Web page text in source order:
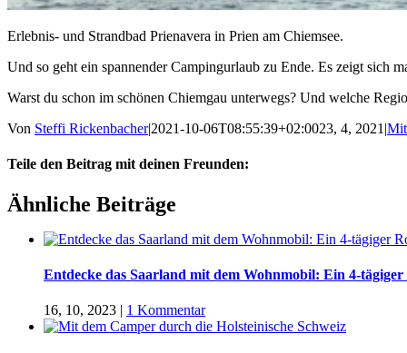
Erlebnis- und Strandbad Prienavera in Prien am Chiemsee.
Und so geht ein spannender Campingurlaub zu Ende. Es zeigt sich
Warst du schon im schönen Chiemgau unterwegs? Und welche
Von Steffi Rickenbacher|2021-10-06T08:55:39+02:0023, 4, 2021 |
Teile den Beitrag mit deinen Freunden:
Facebook
Twitter
LinkedIn
Google+
Pinterest
Email
Ähnliche Beiträge
Entdecke das Saarland mit dem Wohnmobil: Ein 4-
16, 10, 2023 | 1 Kommentar